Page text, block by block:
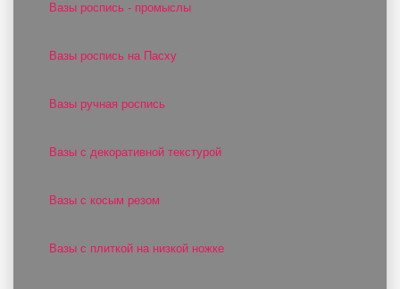
Вазы роспись - промыслы
Вазы роспись на Пасху
Вазы ручная роспись
Вазы с декоративной текстурой
Вазы с косым резом
Вазы с плиткой на низкой ножке